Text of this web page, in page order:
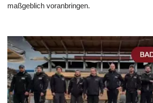
maßgeblich voranbringen.